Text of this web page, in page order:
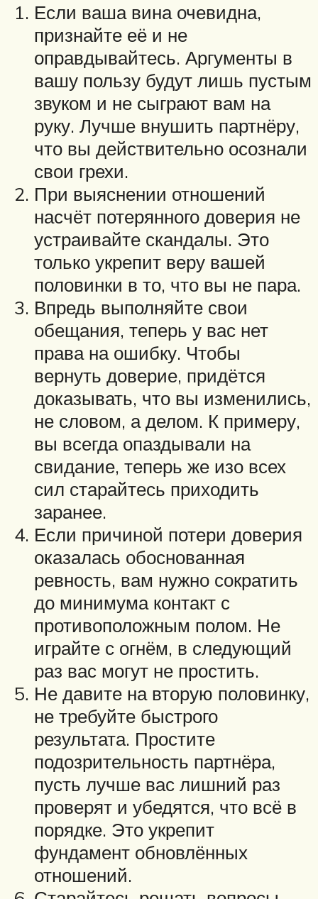
Если ваша вина очевидна,
признайте её и не
оправдывайтесь. Аргументы в
вашу пользу будут лишь пустым
звуком и не сыграют вам на
руку. Лучше внушить партнёру,
что вы действительно осознали
свои грехи.
При выяснении отношений
насчёт потерянного доверия не
устраивайте скандалы. Это
только укрепит веру вашей
половинки в то, что вы не пара.
Впредь выполняйте свои
обещания, теперь у вас нет
права на ошибку. Чтобы
вернуть доверие, придётся
доказывать, что вы изменились,
не словом, а делом. К примеру,
вы всегда опаздывали на
свидание, теперь же изо всех
сил старайтесь приходить
заранее.
Если причиной потери доверия
оказалась обоснованная
ревность, вам нужно сократить
до минимума контакт с
противоположным полом. Не
играйте с огнём, в следующий
раз вас могут не простить.
Не давите на вторую половинку,
не требуйте быстрого
результата. Простите
подозрительность партнёра,
пусть лучше вас лишний раз
проверят и убедятся, что всё в
порядке. Это укрепит
фундамент обновлённых
отношений.